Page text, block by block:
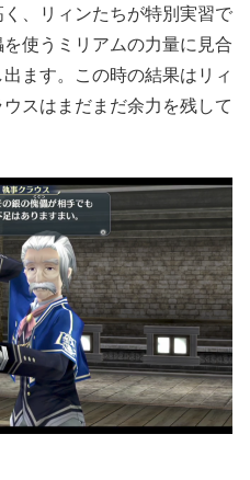
、
リィンたちが特別実習で
使うミリアムの力量に見合
ます。この時の結果はリィ
スはまだまだ余力を残して